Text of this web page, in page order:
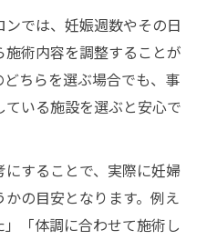
では、妊娠週数やその日
術内容を調整することが
ちらを選ぶ場合でも、事
いる施設を選ぶと安心で
することで、実際に妊婦
の目安となります。例え
「体調に合わせて施術し